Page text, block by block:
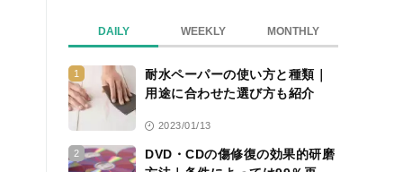
DAILY WEEKLY MONTHLY
1
耐水ペーパーの使い方と種類｜
用途に合わせた選び方も紹介
2023/01/13
2
DVD・CDの傷修復の効果的研磨